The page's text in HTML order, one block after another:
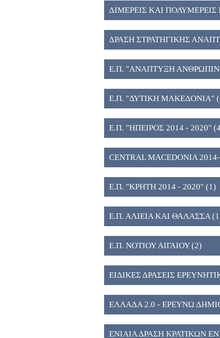
ΔΙΜΕΡΕΙΣ ΚΑΙ ΠΟΛΥΜΕΡΕΙΣ
ΔΡΑΣΗ ΣΤΡΑΤΗΓΙΚΗΣ
ΤΕΧΝΟΛΟΓΙΚΩΝ ΦΟΡΕΩΝ
Ε.Π. "ΑΝΑΠΤΥΞΗ
ΚΑΙ ΔΙΑ ΒΙΟΥ ΜΑΘΗΣΗ" (5)
Ε.Π. "ΔΥΤΙΚΗ ΜΑΚΕΔΟΝΙΑ"
Ε.Π. "ΗΠΕΙΡΟΣ 2014 - 2020"
CENTRAL MACEDONIA
Public Research and
Ε.Π. "ΚΡΗΤΗ 2014 - 2020" (1)
Ε.Π. ΑΛΙΕΙΑ ΚΑΙ ΘΑΛΑΣΣΑ
Ε.Π. ΝΟΤΙΟΥ ΑΙΓΑΙΟΥ (2)
ΕΙΔΙΚΕΣ ΔΡΑΣΕΙΣ
ΕΛΛΑΔΑ 2.0 - ΕΡΕΥΝΩ
ΕΝΙΑΙΑ ΔΡΑΣΗ ΚΡΑΤΙΚΩΝ